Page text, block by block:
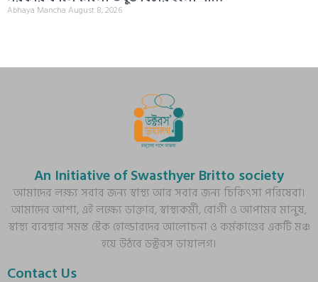
Abhaya Mancha August 8, 2026
An Initiative of Swasthyer Britto society
আমাদের লক্ষ্য সবার জন্য স্বাস্থ্য আর সবার জন্য চিকিৎসা পরিষেবা।
আমাদের আশা, এই লক্ষ্যে ডাক্তার, স্বাস্থ্যকর্মী, রোগী ও আপামর মানুষ,
স্বাস্থ্য ব্যবস্থার সমস্ত স্টেক হোল্ডারদের আলোচনা ও কর্মকাণ্ডের একটি মঞ্চ
হয়ে উঠবে ডক্টরস ডায়ালগ।
Contact Us